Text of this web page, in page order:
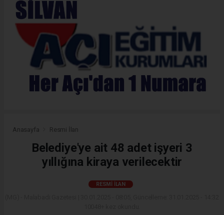
Anasayfa Resmi İlan
Belediye'ye ait 48 adet işyeri 3
yıllığına kiraya verilecektir
RESMI İLAN